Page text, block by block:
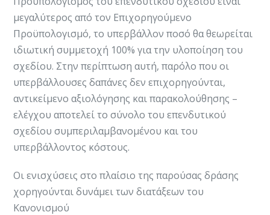
μεγαλύτερος από τον Επιχορηγούμενο
Προϋπολογισμό, το υπερβάλλον ποσό θα θεωρείται
ιδιωτική συμμετοχή 100% για την υλοποίηση του
σχεδίου. Στην περίπτωση αυτή, παρόλο που οι
υπερβάλλουσες δαπάνες δεν επιχορηγούνται,
αντικείμενο αξιολόγησης και παρακολούθησης –
ελέγχου αποτελεί το σύνολο του επενδυτικού
σχεδίου συμπεριλαμβανομένου και του
υπερβάλλοντος κόστους. ​
Οι ενισχύσεις στο πλαίσιο της παρούσας δράσης
χορηγούνται δυνάμει των διατάξεων του
Κανονισμού